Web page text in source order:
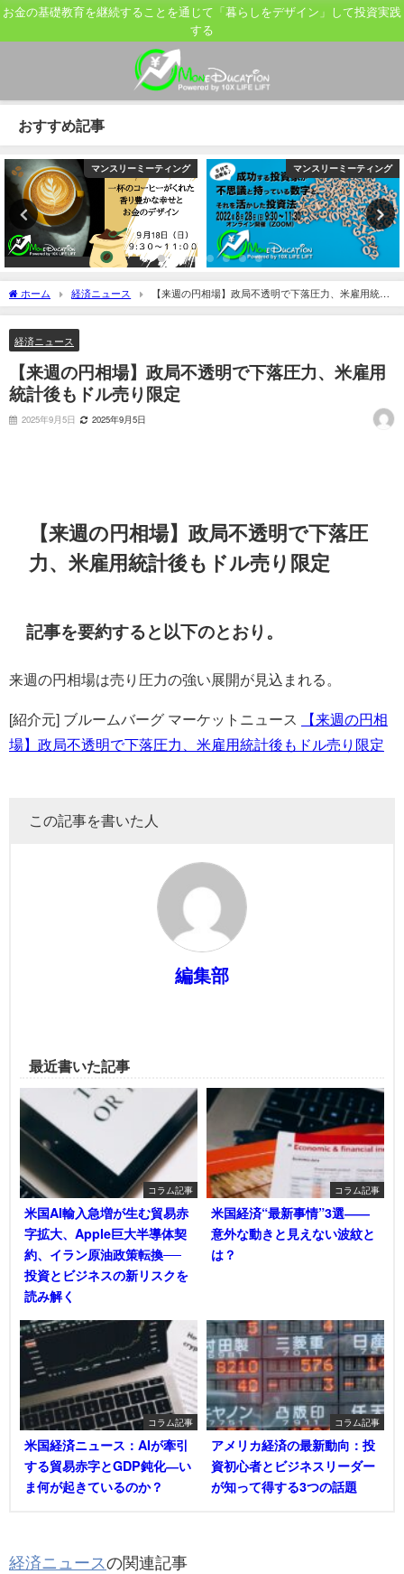
お金の基礎教育を継続することを通じて「暮らしをデザイン」して投資実践
する
おすすめ記事
マンスリーミーティング マンスリーミーティング
ホーム 経済ニュース
【来週の円相場】政局不透明で下落圧力、米雇用統計
後もドル売り限定
経済ニュース
【来週の円相場】政局不透明で下落圧力、米雇用
統計後もドル売り限定
2025年9月5日 2025年9月5日
【来週の円相場】政局不透明で下落圧
力、米雇用統計後もドル売り限定
記事を要約すると以下のとおり。
来週の円相場は売り圧力の強い展開が見込まれる。
[紹介元] ブルームバーグ マーケットニュース
【来週の円相
場】政局不透明で下落圧力、米雇用統計後もドル売り限定
この記事を書いた人
編集部
最近書いた記事
コラム記事
米国AI輸入急増が生む貿易赤
字拡大、Apple巨大半導体契
約、イラン原油政策転換──
投資とビジネスの新リスクを
読み解く
コラム記事
米国経済“最新事情”3選――
意外な動きと見えない波紋と
は？
コラム記事
米国経済ニュース：AIが牽引
する貿易赤字とGDP鈍化―い
ま何が起きているのか？
コラム記事
アメリカ経済の最新動向：投
資初心者とビジネスリーダー
が知って得する3つの話題
経済ニュースの関連記事